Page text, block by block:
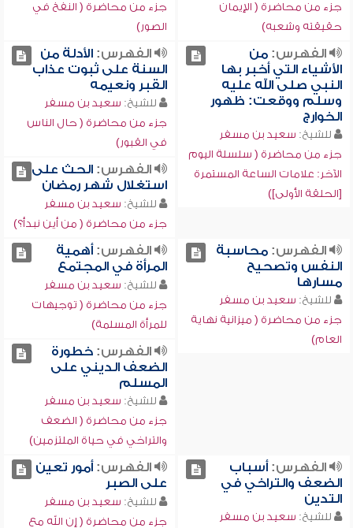
جزء من محاضرة ( الإيمان
حقيقته وشعبه)
جزء من محاضرة ( النفخ في
الصور)
الفهرس:من
الأشياء التي أخبر بها
النبي صلى الله عليه
وسلم ووقعت: ظهور
الخوارج
للشيخ: سعيد بن مسفر
جزء من محاضرة ( سلسلة اليوم
الآخر: علامات الساعة المستمرة
[الحلقة الأولى])
الفهرس:الأدلة من
السنة على ثبوت عذاب
القبر ونعيمه
للشيخ: سعيد بن مسفر
جزء من محاضرة ( حال الناس
في القبور)
الفهرس:الحث على
استغلال شهر رمضان
للشيخ: سعيد بن مسفر
جزء من محاضرة ( من أين نبدأ؟)
الفهرس:محاسبة
النفس وتصحيح
مسارها
للشيخ: سعيد بن مسفر
جزء من محاضرة ( ميزانية نهاية
العام)
الفهرس:أهمية
المرأة في المجتمع
للشيخ: سعيد بن مسفر
جزء من محاضرة ( توجيهات
للمرأة المسلمة)
الفهرس:خطورة
الضعف الديني على
المسلم
للشيخ: سعيد بن مسفر
جزء من محاضرة ( الضعف
والتراخي في حياة الملتزمين)
الفهرس:أسباب
الضعف والتراخي في
التدين
للشيخ: سعيد بن مسفر
الفهرس:أمور تعين
على الصبر
للشيخ: سعيد بن مسفر
جزء من محاضرة ( إن الله مع